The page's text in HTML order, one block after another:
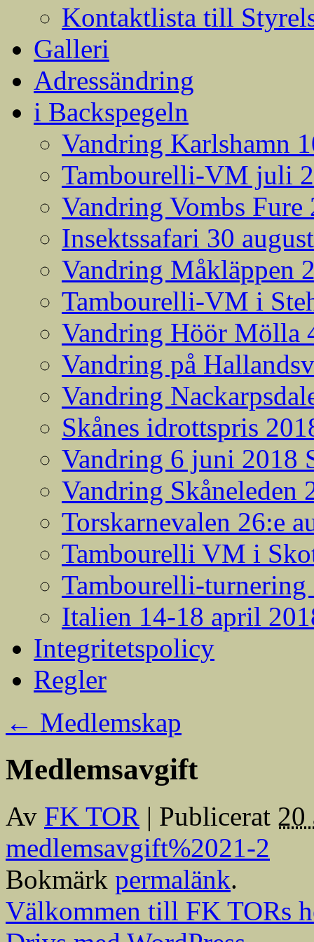
Kontaktlista till
Galleri
Adressändring
i Backspegeln
Vandring Karlshamn
Tambourelli-VM juli
Vandring Vombs
Insektssafari 30
Vandring Måkläppen
Tambourelli-VM i
Vandring Höör Mölla
Vandring på
Vandring
Skånes idrottspris
Vandring 6 juni 2018
Vandring Skåneleden
Torskarnevalen 26:e
Tambourelli VM i
Tambourelli-turnering
Italien 14-18 april
Integritetspolicy
Regler
← Medlemskap
Medlemsavgift
Av FK TOR | Publicerat 20
medlemsavgift%2021-2
Bokmärk permalänk.
Välkommen till FK TORs